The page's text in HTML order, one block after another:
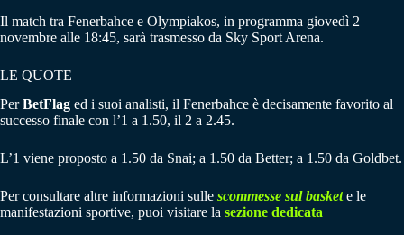
Il match tra Fenerbahce e Olympiakos, in programma giovedì 2
novembre alle 18:45, sarà trasmesso da Sky Sport Arena.
LE QUOTE
PerBetFlag ed i suoi analisti, il Fenerbahce è decisamente favorito al
successo finale con l’1 a 1.50, il 2 a 2.45.
L’1 viene proposto a 1.50 da Snai; a 1.50 da Better; a 1.50 da Goldbet.
Per consultare altre informazioni sulle scommesse sul baskete le
manifestazioni sportive, puoi visitare la sezione dedicata